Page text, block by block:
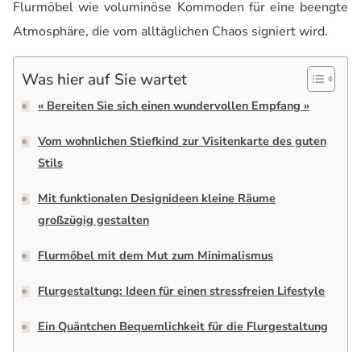
Flurmöbel wie voluminöse Kommoden für eine beengte
Atmosphäre, die vom alltäglichen Chaos signiert wird.
Was hier auf Sie wartet
« Bereiten Sie sich einen wundervollen Empfang »
Vom wohnlichen Stiefkind zur Visitenkarte des guten
Stils
Mit funktionalen Designideen kleine Räume
großzügig gestalten
Flurmöbel mit dem Mut zum Minimalismus
Flurgestaltung: Ideen für einen stressfreien Lifestyle
Ein Quäntchen Bequemlichkeit für die Flurgestaltung